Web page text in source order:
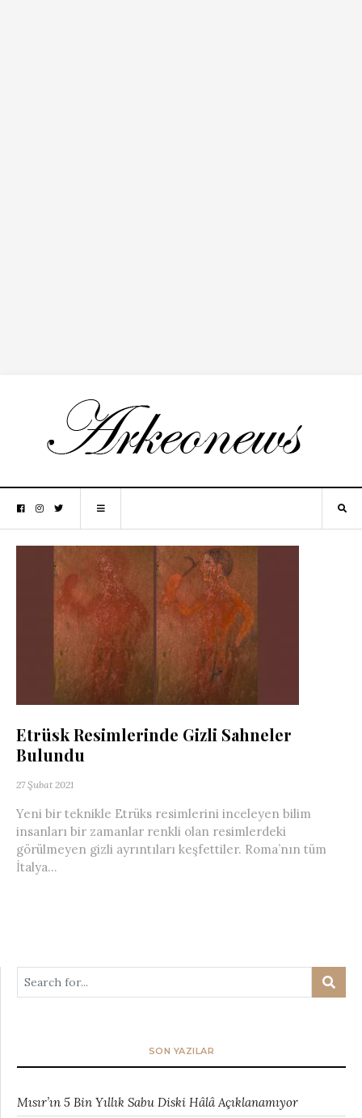
Etrüsk Resimlerinde Gizli Sahneler
Bulundu
27 Şubat 2021
Yeni bir teknikle Etrüks resimlerini inceleyen bilim
insanları bir zamanlar renkli olan resimlerdeki
görülmeyen gizli ayrıntıları keşfettiler. Roma’nın tüm
İtalya...
SON YAZILAR
Mısır’ın 5 Bin Yıllık Sabu Diski Hâlâ Açıklanamıyor